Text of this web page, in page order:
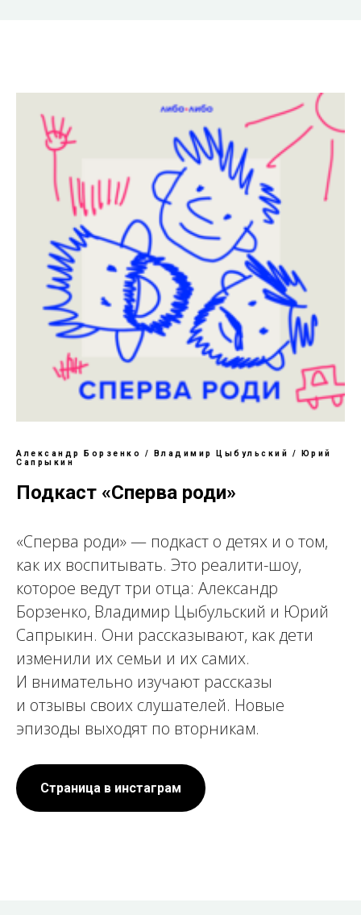
Александр Борзенко / Владимир Цыбульский / Юрий
Сапрыкин
Подкаст «Сперва роди»
«Сперва роди» — подкаст о детях и о том,
как их воспитывать. Это реалити-шоу,
которое ведут три отца: Александр
Борзенко, Владимир Цыбульский и Юрий
Сапрыкин. Они рассказывают, как дети
изменили их семьи и их самих.
И внимательно изучают рассказы
и отзывы своих слушателей. Новые
эпизоды выходят по вторникам.
Страница в инстаграм